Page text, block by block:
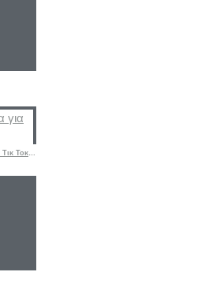
Χειροποίητη λαμπάδα για κορίτσια Τικ Τοκ ροζ